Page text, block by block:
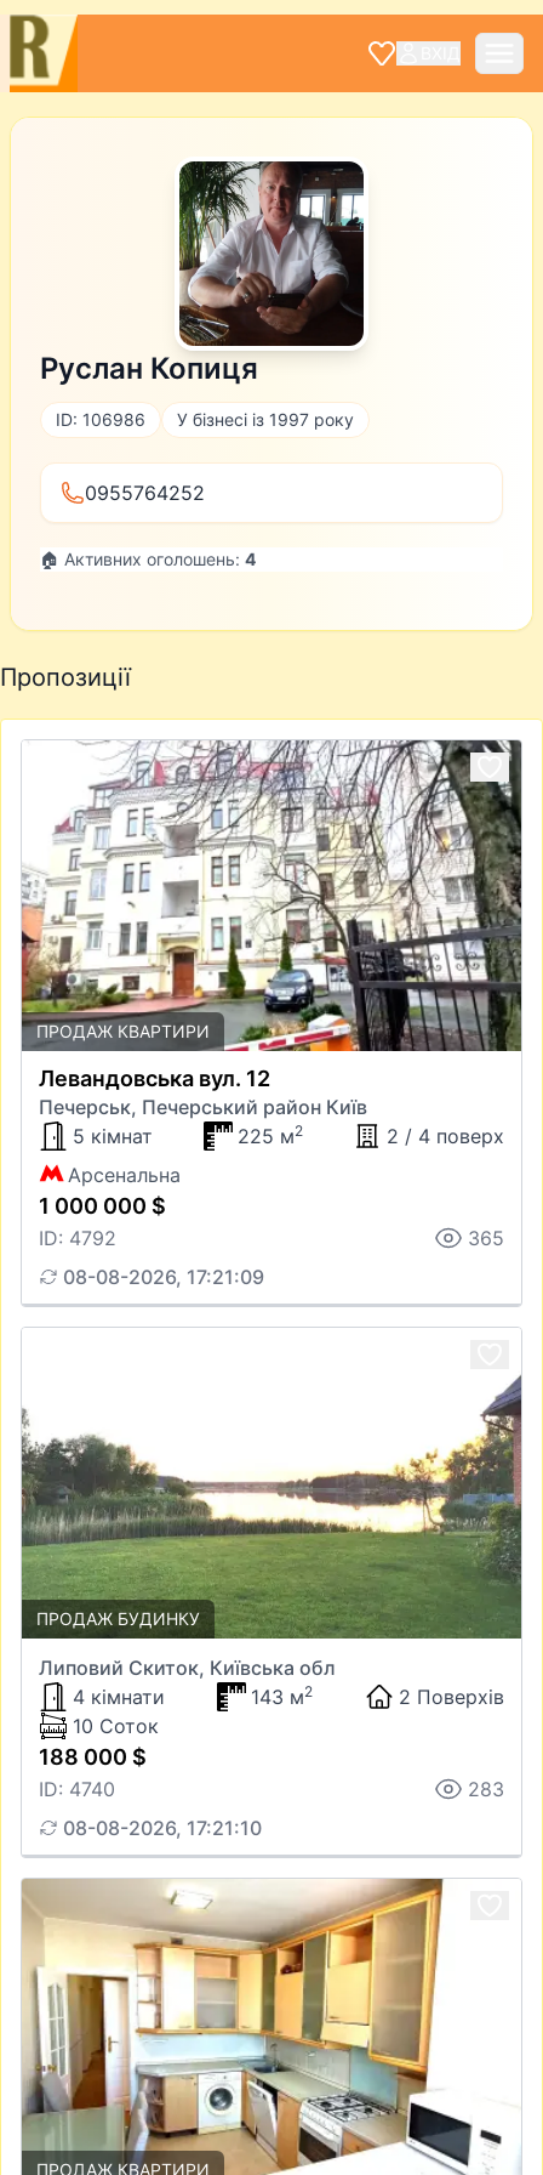
Руслан Копиця
ID: 106986 У бізнесі із 1997 року
0955764252
🏠 Активних оголошень: 4
Пропозиції
ПРОДАЖ КВАРТИРИ
Левандовська вул. 12
Печерськ, Печерський район Київ
5 кімнат
225 м2
2 / 4 поверх
Арсенальна
1 000 000 $
ID: 4792
365
08-08-2026, 17:21:09
ПРОДАЖ БУДИНКУ
Липовий Скиток, Київська обл
4 кімнати
143 м2
2 Поверхів
10 Соток
188 000 $
ID: 4740
283
08-08-2026, 17:21:10
ПРОДАЖ КВАРТИРИ